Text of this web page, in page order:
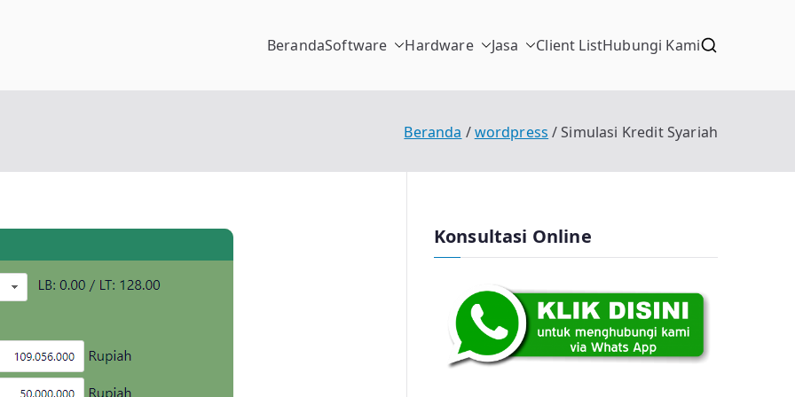
BerandaSoftware Hardware Jasa Client ListHubungi Kami
Beranda wordpress Simulasi Kredit Syariah
Konsultasi Online